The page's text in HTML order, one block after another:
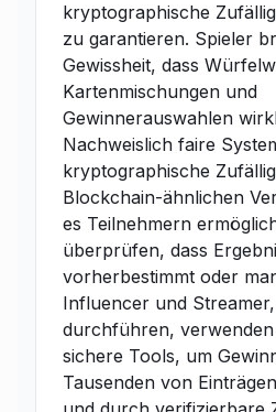
kryptographische
zu garantieren. Spieler
Gewissheit, dass
Kartenmischungen und
Gewinnerauswahlen
Nachweislich faire
kryptographische
Blockchain-ähnlichen
es Teilnehmern
überprüfen, dass
vorherbestimmt oder
Influencer und
durchführen,
sichere Tools, um
Tausenden von